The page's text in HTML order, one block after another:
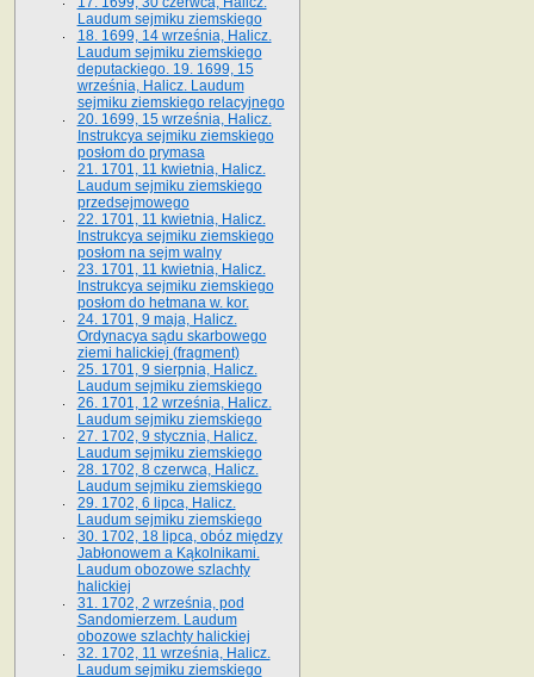
Laudum sejmiku ziemskiego
18. 1699, 14 września, Halicz.
Laudum sejmiku ziemskiego
deputackiego. 19. 1699, 15
września, Halicz. Laudum
sejmiku ziemskiego relacyjnego
20. 1699, 15 września, Halicz.
Instrukcya sejmiku ziemskiego
posłom do prymasa
21. 1701, 11 kwietnia, Halicz.
Laudum sejmiku ziemskiego
przedsejmowego
22. 1701, 11 kwietnia, Halicz.
Instrukcya sejmiku ziemskiego
posłom na sejm walny
23. 1701, 11 kwietnia, Halicz.
Instrukcya sejmiku ziemskiego
posłom do hetmana w. kor.
24. 1701, 9 maja, Halicz.
Ordynacya sądu skarbowego
ziemi halickiej (fragment)
25. 1701, 9 sierpnia, Halicz.
Laudum sejmiku ziemskiego
26. 1701, 12 września, Halicz.
Laudum sejmiku ziemskiego
27. 1702, 9 stycznia, Halicz.
Laudum sejmiku ziemskiego
28. 1702, 8 czerwca, Halicz.
Laudum sejmiku ziemskiego
29. 1702, 6 lipca, Halicz.
Laudum sejmiku ziemskiego
30. 1702, 18 lipca, obóz między
Jabłonowem a Kąkolnikami.
Laudum obozowe szlachty
halickiej
31. 1702, 2 września, pod
Sandomierzem. Laudum
obozowe szlachty halickiej
32. 1702, 11 września, Halicz.
Laudum sejmiku ziemskiego